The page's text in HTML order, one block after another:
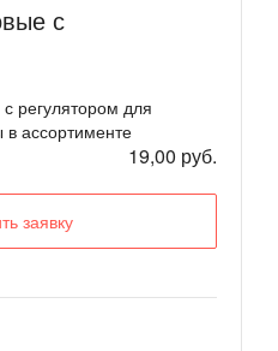
с
регулятором для
в ассортименте
19,00 руб.
заявку